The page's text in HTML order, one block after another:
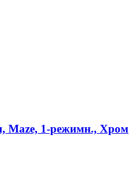
Maze, 1-режимн., Хром